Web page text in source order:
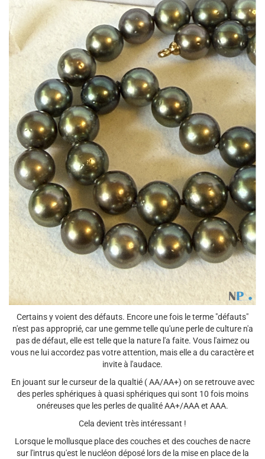
Certains y voient des défauts. Encore une fois le terme "défauts"
n'est pas approprié, car une gemme telle qu'une perle de culture n'a
pas de défaut, elle est telle que la nature l'a faite. Vous l'aimez ou
vous ne lui accordez pas votre attention, mais elle a du caractère et
invite à l'audace.
En jouant sur le curseur de la qualtié ( AA/AA+) on se retrouve avec
des perles sphériques à quasi sphériques qui sont 10 fois moins
onéreuses que les perles de qualité AA+/AAA et AAA.
Cela devient très intéressant !
Lorsque le mollusque place des couches et des couches de nacre
sur l'intrus qu'est le nucléon déposé lors de la mise en place de la